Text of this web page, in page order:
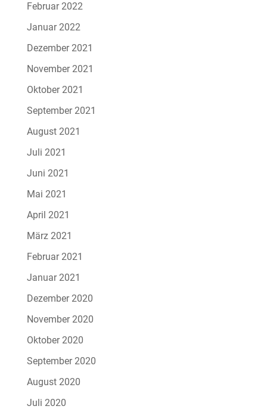
Februar 2022
Januar 2022
Dezember 2021
November 2021
Oktober 2021
September 2021
August 2021
Juli 2021
Juni 2021
Mai 2021
April 2021
März 2021
Februar 2021
Januar 2021
Dezember 2020
November 2020
Oktober 2020
September 2020
August 2020
Juli 2020